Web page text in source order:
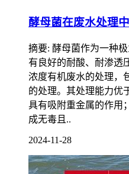
酵母菌在废水处理
摘要: 酵母菌作为一种
有良好的耐酸、耐渗透
浓度有机废水的处理，
的处理。其处理能力优
具有吸附重金属的作用
成无毒且..
2024-11-28